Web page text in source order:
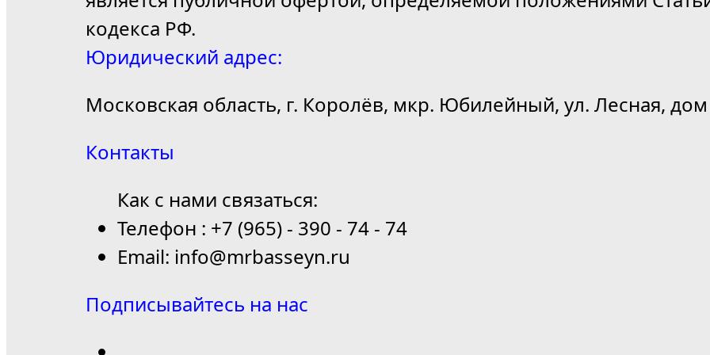
кодекса РФ.
Юридический адрес:
Московская область, г. Королёв, мкр. Юбилейный, ул. Лесная,
Контакты
Как с нами связаться:
Телефон : +7 (965) - 390 - 74 - 74
Email: info@mrbasseyn.ru
Подписывайтесь на нас